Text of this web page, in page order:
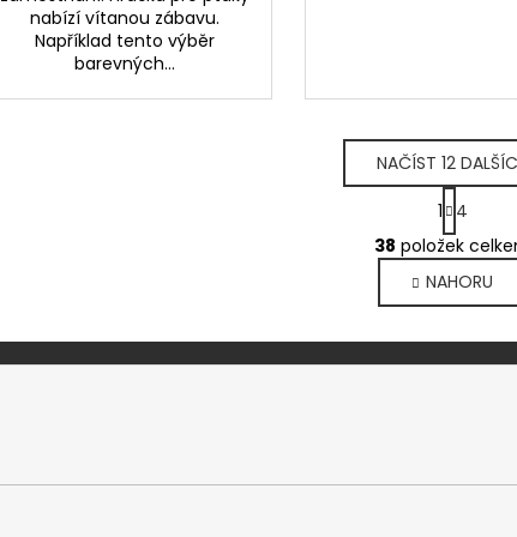
nabízí vítanou zábavu.
Například tento výběr
barevných...
O
v
l
á
d
a
NAČÍST 12
S
t
r
á
n
k
1
4
38 položek
NAHORU